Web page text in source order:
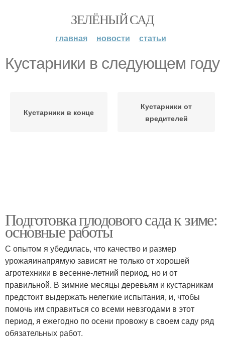
ЗЕЛЁНЫЙ САД
главная новости статьи
Кустарники в следующем году
Кустарники в конце
Кустарники от
вредителей
Подготовка плодового сада к зиме:
основные работы
С опытом я убедилась, что качество и размер
урожаяинапрямую зависят не только от хорошей
агротехники в весенне-летний период, но и от
правильной. В зимние месяцы деревьям и кустарникам
предстоит выдержать нелегкие испытания, и, чтобы
помочь им справиться со всеми невзгодами в этот
период, я ежегодно по осени провожу в своем саду ряд
обязательных работ.